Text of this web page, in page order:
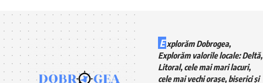
E xplorăm Dobrogea,
Explorăm valorile locale: Deltă,
Litoral, cele mai mari lacuri,
cele mai vechi orașe, biserici și